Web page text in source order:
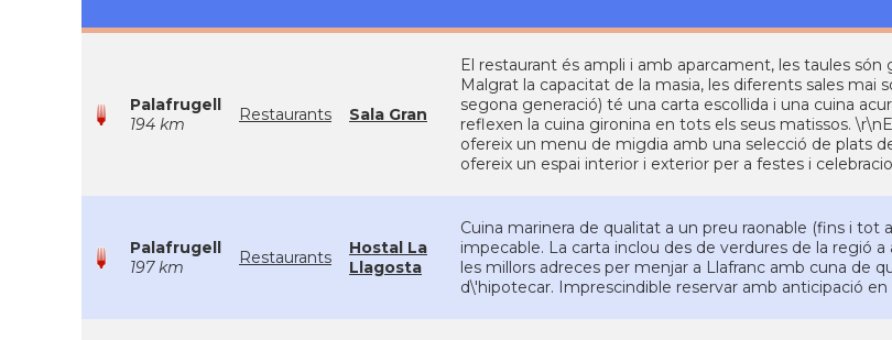
Palafrugell
194 km
Restaurants Sala Gran
El restaurant és ampli i amb aparcament, les taules
Malgrat la capacitat de la masia, les diferents sales mai
segona generació) té una carta escollida i una cuina
reflexen la cuina gironina en tots els seus matissos.
ofereix un menu de migdia amb una selecció de plats
ofereix un espai interior i exterior per a festes i
Palafrugell
197 km
Restaurants
Hostal La
Llagosta
Cuina marinera de qualitat a un preu raonable (fins i tot
impecable. La carta inclou des de verdures de la regió
les millors adreces per menjar a Llafranc amb cuna de
d\'hipotecar. Imprescindible reservar amb anticipació